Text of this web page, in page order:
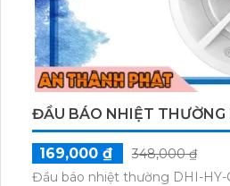
ĐẦU BÁO NHIỆT THƯỜNG
169,000 ₫
348,000 ₫
Đầu báo nhiệt thường DHI-HY-